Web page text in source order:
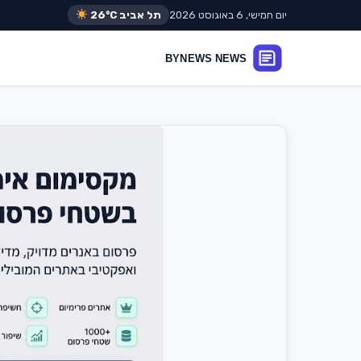
יום חמישי, 6 באוגוסט 2026 תל אביב 26°C